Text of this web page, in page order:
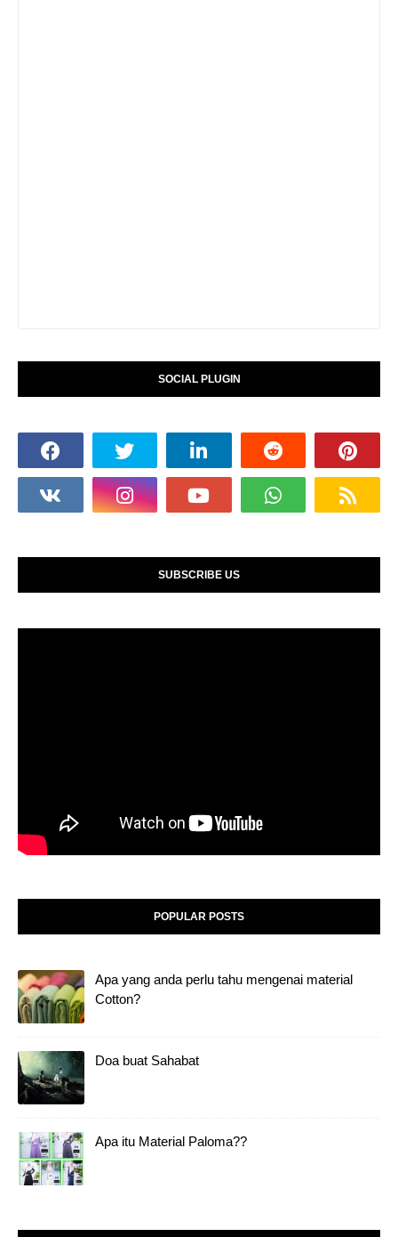
SOCIAL PLUGIN
SUBSCRIBE US
POPULAR POSTS
Apa yang anda perlu tahu mengenai material
Cotton?
Doa buat Sahabat
Apa itu Material Paloma??